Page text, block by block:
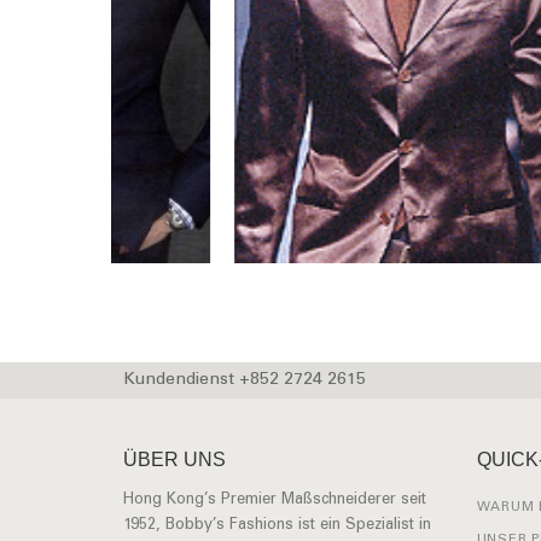
Kundendienst +852 2724 2615
ÜBER UNS
Hong Kong’s Premier Maßschneiderer seit
1952, Bobby’s Fashions ist ein Spezialist in
WARUM